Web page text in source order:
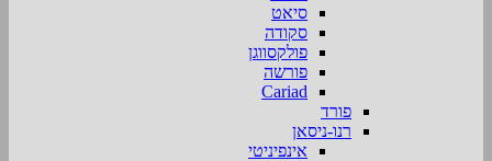
סיאט
סקודה
פולקסווגן
פורשה
Cariad
פורד
רנו-ניסאן
אינפיניטי